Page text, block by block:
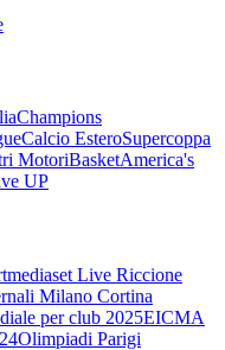
Champions
Calcio EsteroSupercoppa
MotoriBasketAmerica's
UP
Live Riccione
Milano Cortina
per club 2025EICMA
Olimpiadi Parigi